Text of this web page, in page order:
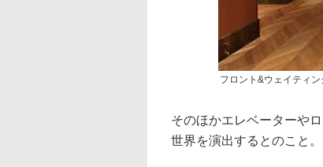
フロント&ウェイティン
そのほかエレベーターや
世界を演出するとのこと。